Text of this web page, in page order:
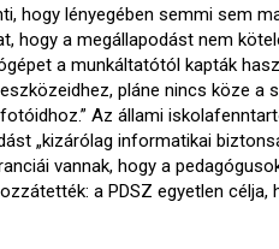
hogy lényegében semmi sem
hogy a megállapodást nem
a munkáltatótól kapták
pláne nincs köze
Az állami
„kizárólag informatikai
vannak, hogy a
a PDSZ egyetlen célja,